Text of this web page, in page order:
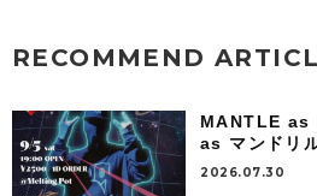
RECOMMEND
MANTLE as
as マンドリ
2026.07.30